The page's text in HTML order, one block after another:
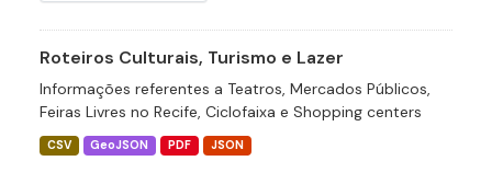
Roteiros Culturais, Turismo e Lazer
Informações referentes a Teatros, Mercados Públicos,
Feiras Livres no Recife, Ciclofaixa e Shopping centers
CSV GeoJSON PDF JSON